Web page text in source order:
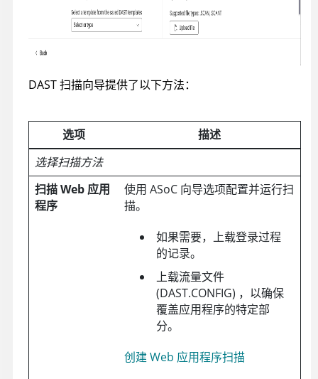
DAST 扫描向导提供了以下方法：
选项
描述
选择扫描方法
扫描 Web 应用
程序
使用 ASoC向导选项配置并运行扫
描。
如果需要，上载登录过程
的记录。
上载流量文件
(DAST.CONFIG) ，以确保
覆盖应用程序的特定部
分。
创建 Web 应用程序扫描